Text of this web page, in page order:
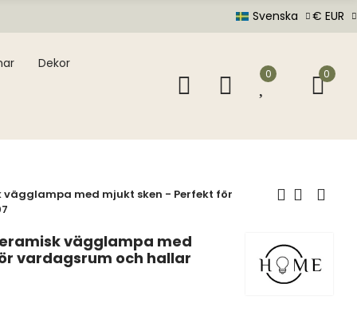
Svenska € EUR
Dekor
0 0
med mjukt sken - Perfekt för
vägglampa med
vardagsrum och hallar